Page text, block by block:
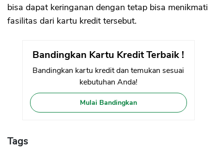
bisa dapat keringanan dengan tetap bisa menikmati
fasilitas dari kartu kredit tersebut.
Bandingkan Kartu Kredit Terbaik !
Bandingkan kartu kredit dan temukan sesuai
kebutuhan Anda!
Mulai Bandingkan
Tags